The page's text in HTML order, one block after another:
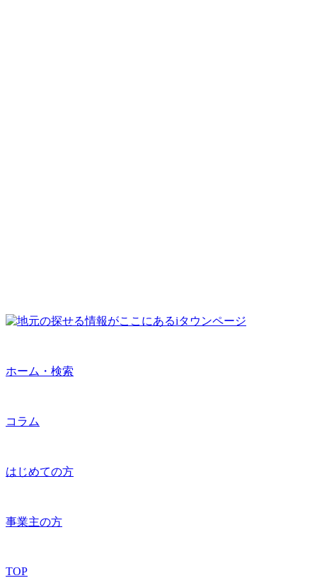
ホーム・検索
コラム
はじめての方
事業主の方
TOP